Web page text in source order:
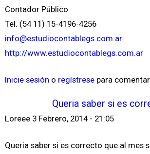
Contador Público
Tel. (54 11) 15-4196-4256
info@estudiocontablegs.com.ar
http://www.estudiocontablegs.com.ar
Inicie sesión o regístrese para comentar
Queria saber si es
Loreee 3 Febrero, 2014 - 21:05
Queria saber si es correcto que al mes